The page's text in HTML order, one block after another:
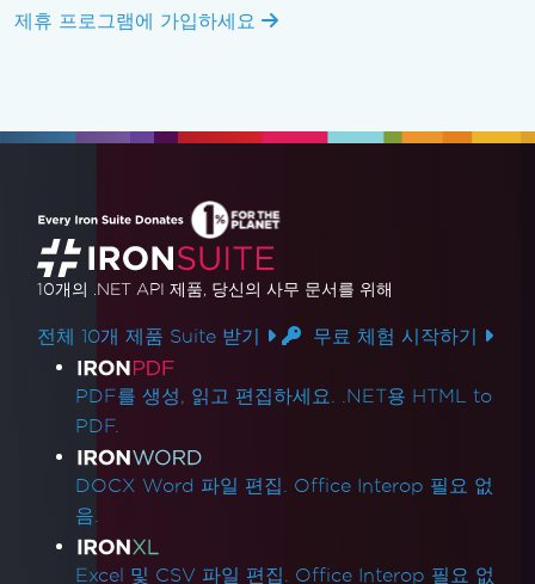
제휴 프로그램에 가입하세요
10개의 .NET API 제품, 당신의 사무 문서를 위해
전체 10개 제품 Suite 받기 무료 체험 시작하기
제품 링크
PDF를 생성, 읽고 편집하세요. .NET용 HTML to
PDF.
DOCX Word 파일 편집. Office Interop 필요 없
음.
Excel 및 CSV 파일 편집. Office Interop 필요 없